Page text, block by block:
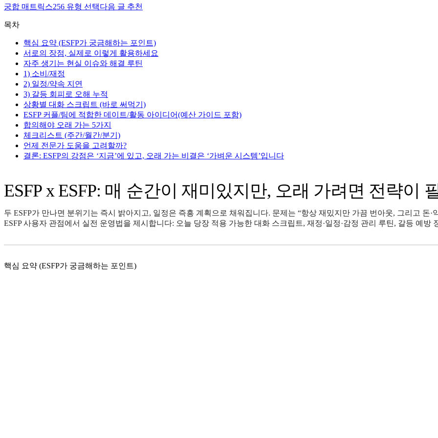
궁합 매트릭스256 유형 선택다음 글 추천
목차
핵심 요약 (ESFP가 궁금해하는 포인트)
서로의 장점, 실제로 이렇게 활용하세요
자주 생기는 현실 이슈와 해결 루틴
1) 소비/재정
2) 일정/약속 지연
3) 갈등 회피로 오해 누적
상황별 대화 스크립트 (바로 써먹기)
ESFP 커플/팀에 적합한 데이트/활동 아이디어(예산 가이드 포함)
합의해야 오래 가는 5가지
체크리스트 (주간/월간/분기)
언제 전문가 도움을 고려할까?
결론: ESFP의 강점은 ‘지금’에 있고, 오래 가는 비결은 ‘가벼운 시스템’입니다
ESFP x ESFP: 매 순간이 재미있지만, 오래 가려면 전략이
두 ESFP가 만나면 분위기는 즉시 밝아지고, 일정은 즉흥 계획으로 채워집니다. 문제는 “항상 재밌지만 가끔 번아웃, 그리고 돈
ESFP 사용자 관점에서 실전 운영법을 제시합니다: 오늘 당장 적용 가능한 대화 스크립트, 재정·일정·감정 관리 루틴, 갈등 예방
핵심 요약 (ESFP가 궁금해하는 포인트)